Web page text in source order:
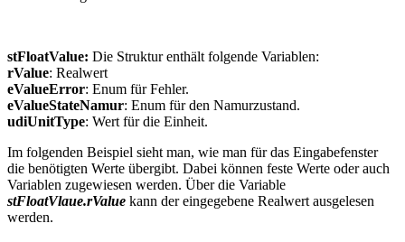
stFloatValue: Die Struktur enthält folgende Variablen:
rValue: Realwert
eValueError: Enum für Fehler.
eValueStateNamur: Enum für den Namurzustand.
udiUnitType: Wert für die Einheit.
Im folgenden Beispiel sieht man, wie man für das Eingabefenster
die benötigten Werte übergibt. Dabei können feste Werte oder auch
Variablen zugewiesen werden. Über die Variable
stFloatVlaue.rValue kann der eingegebene Realwert ausgelesen
werden.